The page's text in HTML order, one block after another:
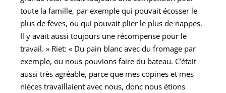
toute la famille, par exemple qui pouvait écosser le
plus de fèves, ou qui pouvait plier le plus de nappes.
Il y avait aussi toujours une récompense pour le
travail. » Riet: « Du pain blanc avec du fromage par
exemple, ou nous pouvions faire du bateau. C’était
aussi très agréable, parce que mes copines et mes
nièces travaillaient avec nous, donc nous étions